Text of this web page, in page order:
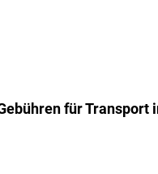
für Transport